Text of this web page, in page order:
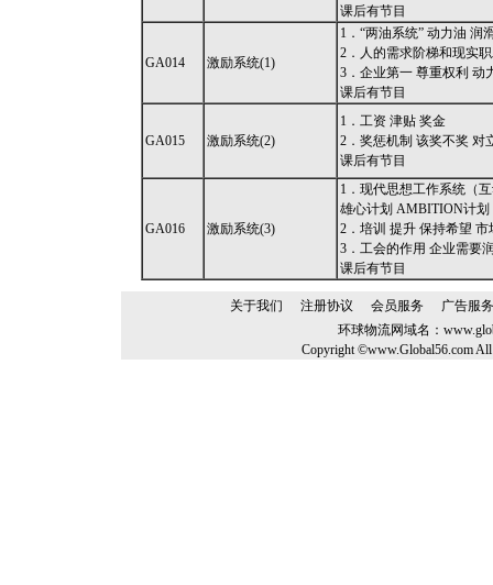
课后有节目
GA014 激励系统(1)
1．“两油系统” 动力油 润
2．人的需求阶梯和现实
3．企业第一 尊重权利 动
课后有节目
GA015 激励系统(2)
1．工资 津贴 奖金
2．奖惩机制 该奖不奖 对
课后有节目
GA016 激励系统(3)
1．现代思想工作系统（
雄心计划 AMBITION计划
2．培训 提升 保持希望 市
3．工会的作用 企业需要
课后有节目
关于我们 注册协议 会员服务
广告服务
环球物流网域名：
Copyright ©www.Global56.com All